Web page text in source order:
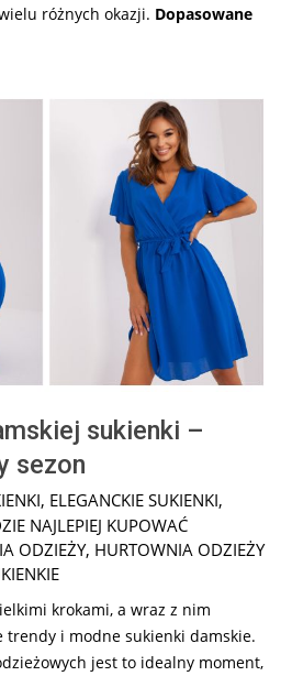
różnych okazji. Dopasowane
sukienki –
sezon
, ELEGANCKIE SUKIENKI,
NAJLEPIEJ KUPOWAĆ
ODZIEŻY, HURTOWNIA ODZIEŻY
krokami, a wraz z nim
trendy i modne sukienki damskie.
jest to idealny moment,